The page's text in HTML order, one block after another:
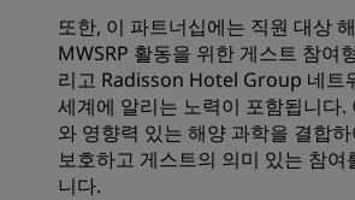
또한, 이 파트너십에는 직원 대상
MWSRP 활동을 위한 게스트 참여
리고 Radisson Hotel Group 네트
세계에 알리는 노력이 포함됩니다.
와 영향력 있는 해양 과학을 결합
보호하고 게스트의 의미 있는 참여
니다.